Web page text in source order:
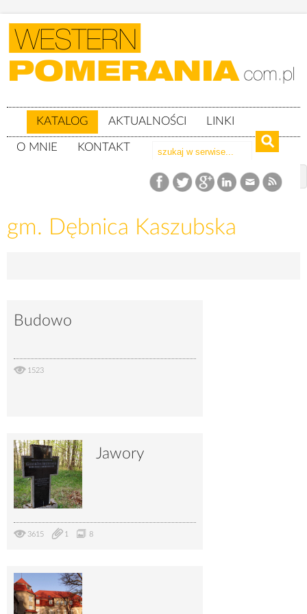
KATALOG AKTUALNOŚCI LINKI
O MNIE KONTAKT
Katalog woj. pomorskie
gm. Dębnica Kaszubska
Budowo
1523
Jawory
3615 1 8